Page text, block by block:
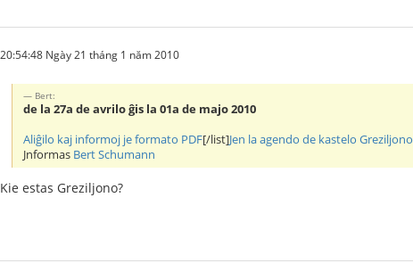
20:54:48 Ngày 21 tháng 1 năm 2010
Bert:
de la 27a de avrilo ĝis la 01a de majo 2010
Aliĝilo kaj informoj je formato PDF[/list]Jen la agendo de kastelo Greziljono
Jnformas Bert Schumann
Kie estas Greziljono?